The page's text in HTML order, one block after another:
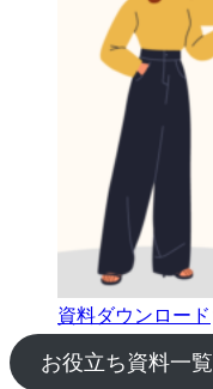
資料ダウンロード
お役立ち資料一覧